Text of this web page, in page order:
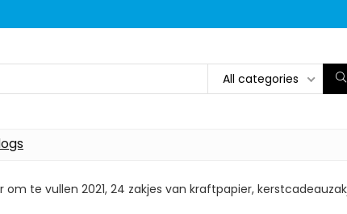
All categories
om te vullen 2021, 24 zakjes van kraftpapier,